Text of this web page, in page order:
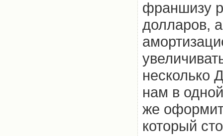
франшизу
долларов,
несколько
нам в
же
который